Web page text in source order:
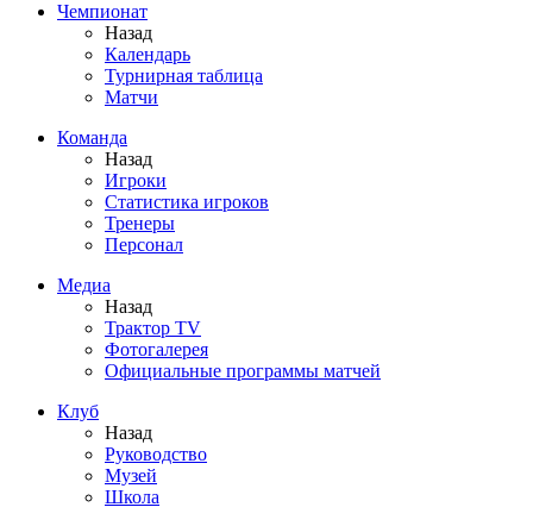
Чемпионат
Назад
Календарь
Турнирная таблица
Матчи
Команда
Назад
Игроки
Статистика игроков
Тренеры
Персонал
Медиа
Назад
Трактор TV
Фотогалерея
Официальные программы матчей
Клуб
Назад
Руководство
Музей
Школа